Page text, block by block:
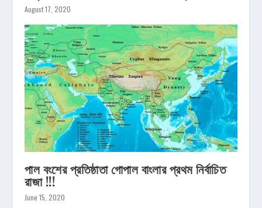
August 17, 2020
পাল বংশের প্রতিষ্ঠাতা গোপাল বাংলার প্রথম নির্বাচিত
রাজা !!!
June 15, 2020